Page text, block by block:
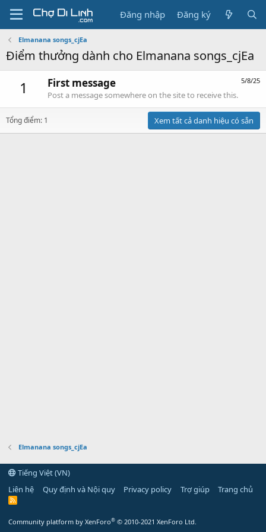
Đăng nhập Đăng ký
Elmanana songs_cjEa
Điểm thưởng dành cho Elmanana songs_cjEa
1 5/8/25
First message
Post a message somewhere on the site to receive this.
Tổng điểm: 1 Xem tất cả danh hiệu có sẵn
Elmanana songs_cjEa
Tiếng Việt (VN)
Liên hệ
Quy định và Nội quy Privacy policy Trợ giúp Trang chủ
R
Community platform by XenForo® © 2010-2021 XenForo Ltd.